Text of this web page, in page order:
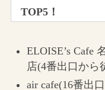
TOP5！
ELOISE’s Cafe
店(4番出口から
air cafe(16番出